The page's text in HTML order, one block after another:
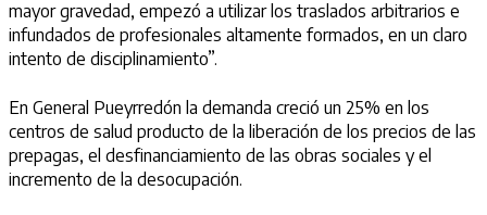
mayor gravedad, empezó a utilizar los traslados arbitrarios e
infundados de profesionales altamente formados, en un claro
intento de disciplinamiento”.
En General Pueyrredón la demanda creció un 25% en los
centros de salud producto de la liberación de los precios de las
prepagas, el desfinanciamiento de las obras sociales y el
incremento de la desocupación.